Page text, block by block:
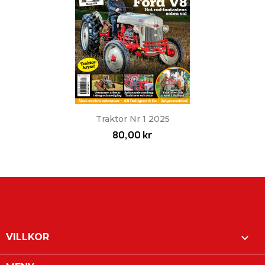
Traktor Nr 1 2025
80,00 kr
VILLKOR 